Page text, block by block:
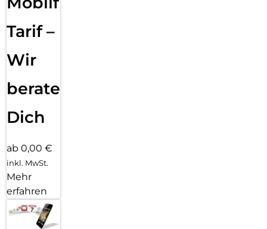
Tarif –
Wir
beraten
Dich
ab 0,00 €
inkl. MwSt.
Mehr
erfahren